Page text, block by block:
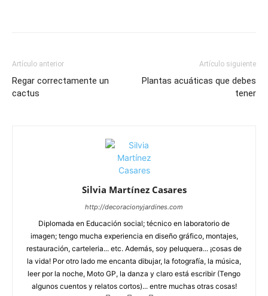
Artículo anterior
Regar correctamente un
cactus
Artículo siguiente
Plantas acuáticas que debes
tener
Silvia Martínez Casares
http://decoracionyjardines.com
Diplomada en Educación social; técnico en laboratorio de
imagen; tengo mucha experiencia en diseño gráfico, montajes,
restauración, carteleria... etc. Además, soy peluquera... ¡cosas de
la vida! Por otro lado me encanta dibujar, la fotografía, la música,
leer por la noche, Moto GP, la danza y claro está escribir (Tengo
algunos cuentos y relatos cortos)... entre muchas otras cosas!